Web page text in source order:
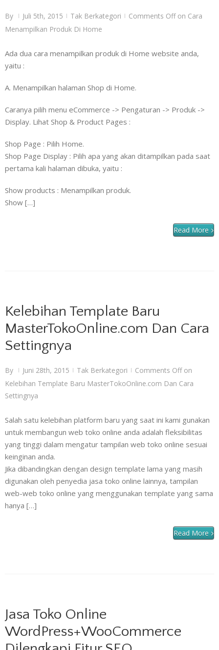
By | Juli 5th, 2015 | Tak Berkategori | Comments Offon Cara
Menampilkan Produk Di Home
Ada dua cara menampilkan produk di Home website anda,
yaitu :
A. Menampilkan halaman Shop di Home.
Caranya pilih menu eCommerce -> Pengaturan -> Produk ->
Display. Lihat Shop & Product Pages :
Shop Page : Pilih Home.
Shop Page Display : Pilih apa yang akan ditampilkan pada saat
pertama kali halaman dibuka, yaitu :
Show products : Menampilkan produk.
Show […]
Read More
Kelebihan Template Baru
MasterTokoOnline.com Dan Cara
Settingnya
By | Juni 28th, 2015 | Tak Berkategori | Comments Offon
Kelebihan Template Baru MasterTokoOnline.com Dan Cara
Settingnya
Salah satu kelebihan platform baru yang saat ini kami gunakan
untuk membangun web toko online anda adalah fleksibilitas
yang tinggi dalam mengatur tampilan web toko online sesuai
keinginan anda.
Jika dibandingkan dengan design template lama yang masih
digunakan oleh penyedia jasa toko online lainnya, tampilan
web-web toko online yang menggunakan template yang sama
hanya […]
Read More
Jasa Toko Online
WordPress+WooCommerce